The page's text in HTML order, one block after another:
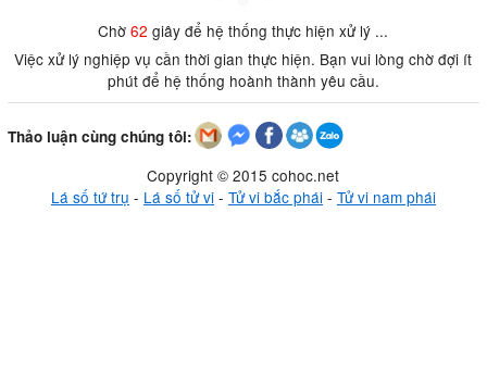
Chờ62 giây để hệ thống thực hiện xử lý ...
Việc xử lý nghiệp vụ cần thời gian thực hiện. Bạn vui lòng chờ đợi ít
phút để hệ thống hoành thành yêu cầu.
Thảo luận cùng chúng tôi:
Copyright © 2015 cohoc.net
Lá số tứ trụ - Lá số tử vi- Tử vi bắc phái- Tử vi nam phái